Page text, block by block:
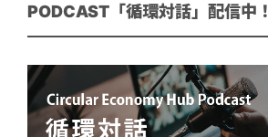
PODCAST「循環対話」配信中！